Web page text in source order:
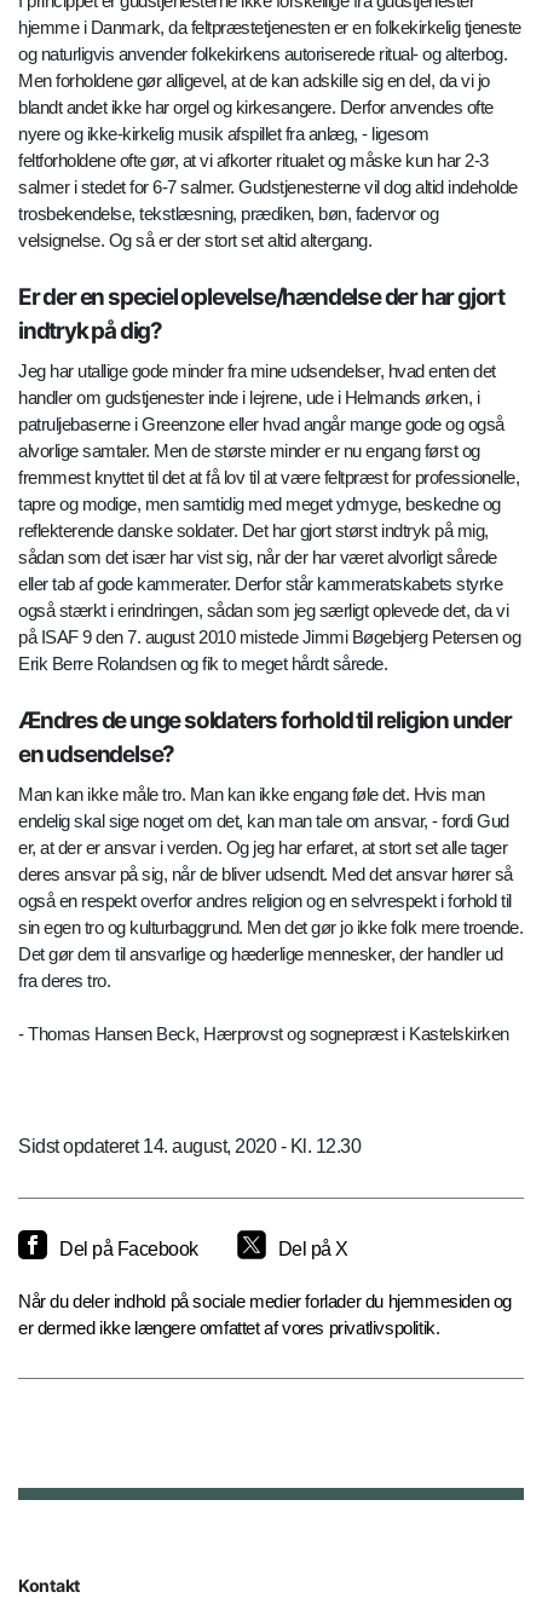
hjemme i Danmark, da feltpræstetjenesten er en folkekirkelig tjeneste
og naturligvis anvender folkekirkens autoriserede ritual- og alterbog.
Men forholdene gør alligevel, at de kan adskille sig en del, da vi jo
blandt andet ikke har orgel og kirkesangere. Derfor anvendes ofte
nyere og ikke-kirkelig musik afspillet fra anlæg, - ligesom
feltforholdene ofte gør, at vi afkorter ritualet og måske kun har 2-3
salmer i stedet for 6-7 salmer. Gudstjenesterne vil dog altid indeholde
trosbekendelse, tekstlæsning, prædiken, bøn, fadervor og
velsignelse. Og så er der stort set altid altergang.
Er der en speciel oplevelse/hændelse der har gjort
indtryk på dig?
Jeg har utallige gode minder fra mine udsendelser, hvad enten det
handler om gudstjenester inde i lejrene, ude i Helmands ørken, i
patruljebaserne i Greenzone eller hvad angår mange gode og også
alvorlige samtaler. Men de største minder er nu engang først og
fremmest knyttet til det at få lov til at være feltpræst for professionelle,
tapre og modige, men samtidig med meget ydmyge, beskedne og
reflekterende danske soldater. Det har gjort størst indtryk på mig,
sådan som det især har vist sig, når der har været alvorligt sårede
eller tab af gode kammerater. Derfor står kammeratskabets styrke
også stærkt i erindringen, sådan som jeg særligt oplevede det, da vi
på ISAF 9 den 7. august 2010 mistede Jimmi Bøgebjerg Petersen og
Erik Berre Rolandsen og fik to meget hårdt sårede.
Ændres de unge soldaters forhold til religion under
en udsendelse?
Man kan ikke måle tro. Man kan ikke engang føle det. Hvis man
endelig skal sige noget om det, kan man tale om ansvar, - fordi Gud
er, at der er ansvar i verden. Og jeg har erfaret, at stort set alle tager
deres ansvar på sig, når de bliver udsendt. Med det ansvar hører så
også en respekt overfor andres religion og en selvrespekt i forhold til
sin egen tro og kulturbaggrund. Men det gør jo ikke folk mere troende.
Det gør dem til ansvarlige og hæderlige mennesker, der handler ud
fra deres tro.
- Thomas Hansen Beck, Hærprovst og sognepræst i Kastelskirken
Sidst opdateret 14. august, 2020 - Kl. 12.30
Del på Facebook Del på X
Når du deler indhold på sociale medier forlader du hjemmesiden og
er dermed ikke længere omfattet af vores privatlivspolitik.
Kontakt